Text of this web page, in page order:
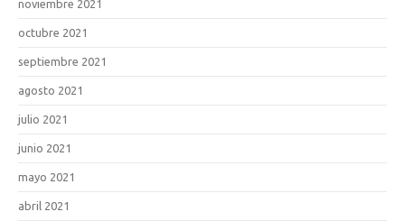
noviembre 2021
octubre 2021
septiembre 2021
agosto 2021
julio 2021
junio 2021
mayo 2021
abril 2021